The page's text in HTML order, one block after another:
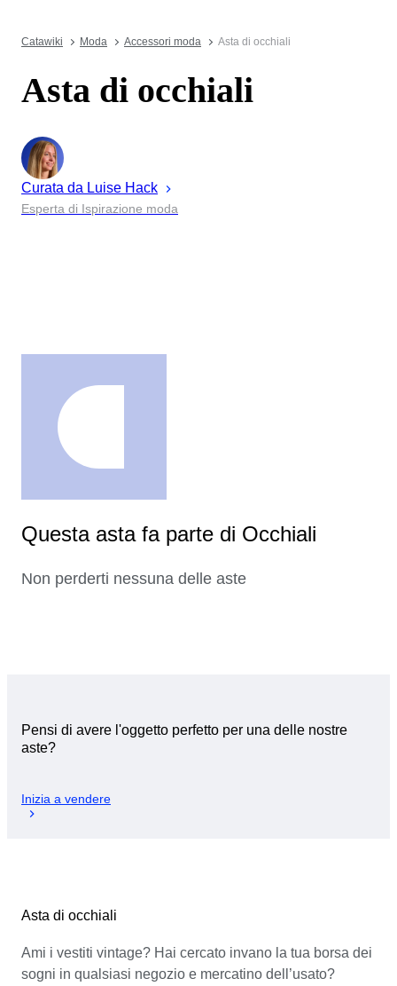
Catawiki Moda Accessori moda Asta di occhiali
Asta di occhiali
Curata da Luise Hack
Esperta di Ispirazione moda
Questa asta fa parte di Occhiali
Non perderti nessuna delle aste
Pensi di avere l'oggetto perfetto per una delle nostre
aste?
Inizia a vendere
Asta di occhiali
Ami i vestiti vintage? Hai cercato invano la tua borsa dei
sogni in qualsiasi negozio e mercatino dell’usato?